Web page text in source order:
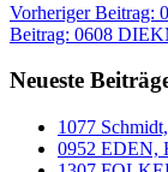
Vorheriger Beitrag:
Beitrag: 0608
Neueste
1077
0952 EDEN,